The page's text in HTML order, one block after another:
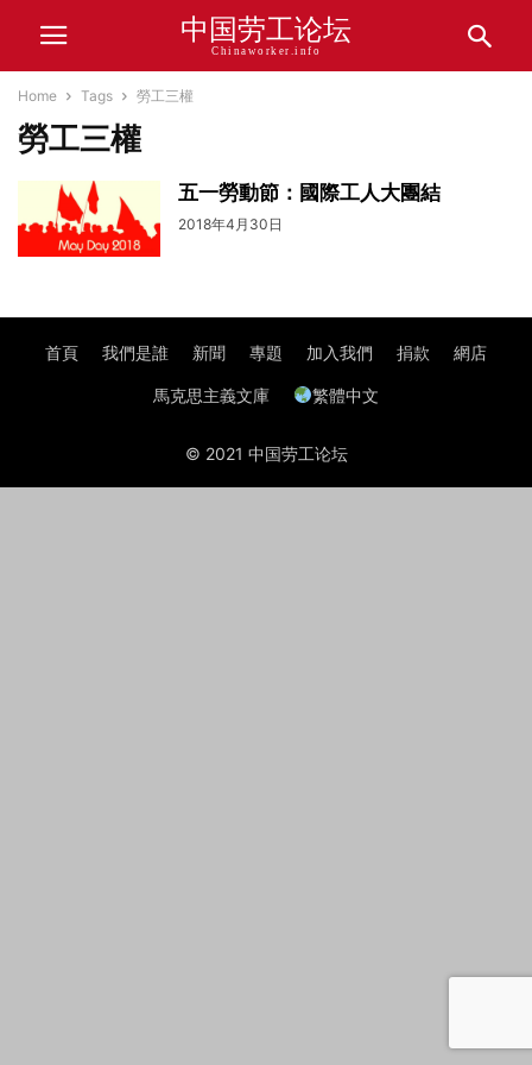
中国劳工论坛
Chinaworker.info
Home Tags 勞工三權
勞工三權
五一勞動節：國際工人大團結
2018年4月30日
首頁 我們是誰 新聞 專題 加入我們 捐款 網店
馬克思主義文庫 繁體中文
© 2021 中国劳工论坛